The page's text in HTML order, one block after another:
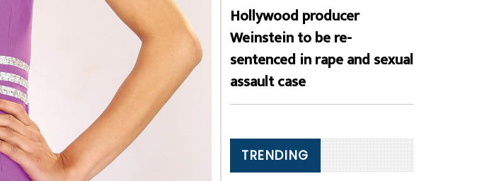
Hollywood producer
Weinstein to be re-
sentenced in rape and sexual
assault case
TRENDING